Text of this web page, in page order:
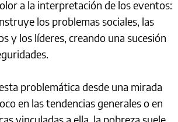
a la interpretación de los eventos:
los problemas sociales, las
y los líderes, creando una sucesión
problemática desde una mirada
en las tendencias generales o en